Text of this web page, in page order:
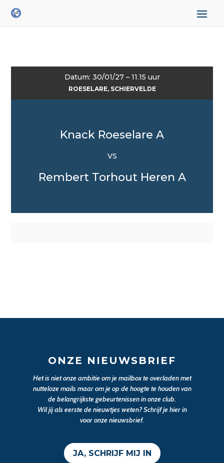
Datum: 30/01/27 – 11.15 uur
ROESELARE, SCHIERVELDE
Knack Roeselare A
VS
Rembert Torhout Heren A
ONZE NIEUWSBRIEF
Het is niet onze ambitie om je mailbox te overladen met
nutteloze mails maar om je op de hoogte te houden van
de belangrijkste gebeurtenissen in onze club.
Wil jij als eerste de nieuwtjes weten? Schrijf je hier in
voor onze nieuwsbrief.
JA, SCHRIJF MIJ IN